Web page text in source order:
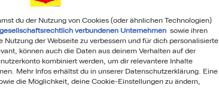
du der Nutzung von Cookies (oder ähnlichen Technologien)
verbundenen Unternehmen sowie ihren
Nutzung der Webseite zu verbessern und für dich personalisierte
können auch die Daten aus deinem Verhalten auf der
kombiniert werden, um dir relevantere Inhalte
Mehr Infos erhältst du in unserer Datenschutzerklärung. Eine
die Möglichkeit, deine Cookie-Einstellungen zu ändern,